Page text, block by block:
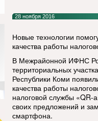
28 ноября 2016
Новые технологии
качества работы
В Межрайонной ИФНС
территориальных
Республики Коми
качества работы
налоговой службы «QR-
своих предложений и
смартфона.